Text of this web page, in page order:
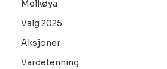
Melkøya
Valg 2025
Aksjoner
Vardetenning